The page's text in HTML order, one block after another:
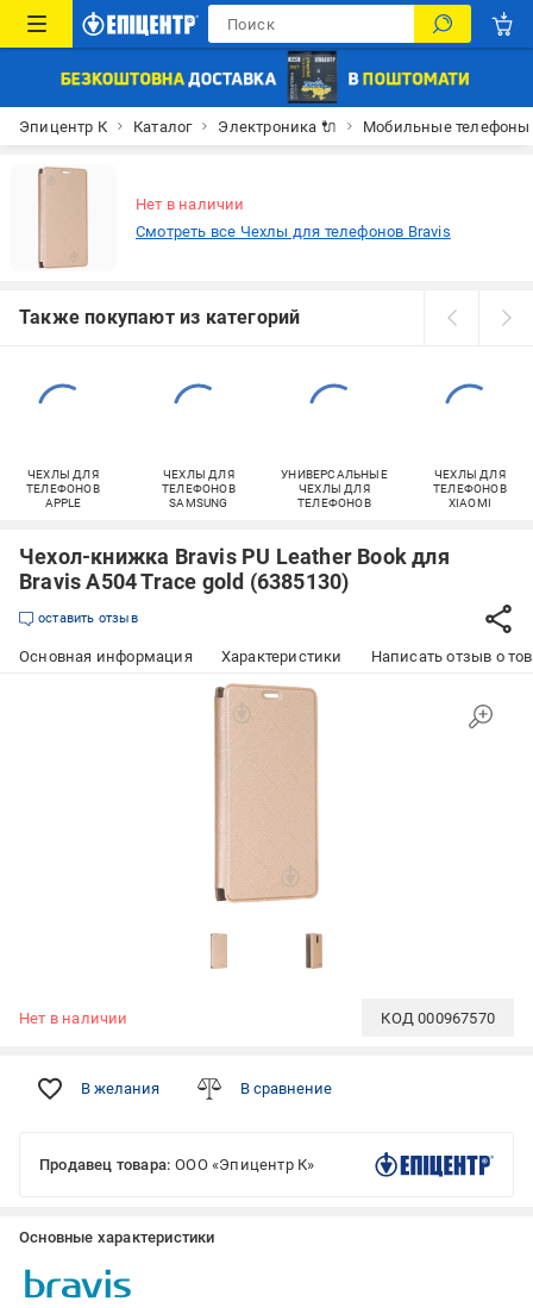
Эпицентр К Каталог Электроника 🔌 Мобильные телефоны
Нет в наличии
Смотреть все Чехлы для телефонов Bravis
Также покупают из категорий
ЧЕХЛЫ ДЛЯ
ТЕЛЕФОНОВ
APPLE
ЧЕХЛЫ ДЛЯ
ТЕЛЕФОНОВ
SAMSUNG
УНИВЕРСАЛЬНЫЕ
ЧЕХЛЫ ДЛЯ
ТЕЛЕФОНОВ
ЧЕХЛЫ ДЛЯ
ТЕЛЕФОНОВ
XIAOMI
Чехол-книжка Bravis PU Leather Book для
Bravis A504 Trace gold (6385130)
оставить отзыв
Основная информация Характеристики Написать отзыв о
Нет в наличии КОД000967570
В желания В сравнение
Продавец товара: ООО «Эпицентр К»
Основные характеристики